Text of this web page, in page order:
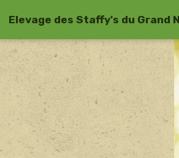
Elevage des Staffy's du Grand